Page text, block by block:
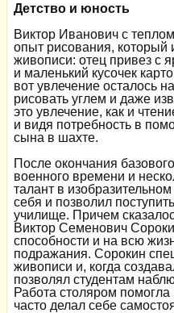
Детство и юность
Виктор Иванович с
опыт рисования, который
живописи: отец привез с
и маленький кусочек
вот увлечение осталось
рисовать углем и даже
это увлечение, как и
и видя потребность в
сына в шахте.
После окончания
военного времени и
талант в
себя и позволил
училище. Причем
Виктор Семенович
способности и на всю
подражания. Сорокин
живописи и, когда
позволял студентам
Работа столяром
часто делал себе